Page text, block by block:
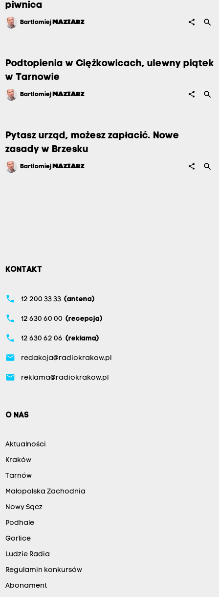
piwnica
Bartłomiej MAZIARZ share search
Podtopienia w Ciężkowicach, ulewny piątek
w Tarnowie
Bartłomiej MAZIARZ share search
Pytasz urząd, możesz zapłacić. Nowe
zasady w Brzesku
Bartłomiej MAZIARZ share search
KONTAKT
phone 12 200 33 33 (antena)
phone 12 630 60 00 (recepcja)
phone 12 630 62 06 (reklama)
email redakcja@radiokrakow.pl
email reklama@radiokrakow.pl
O NAS
Aktualności
Kraków
Tarnów
Małopolska Zachodnia
Nowy Sącz
Podhale
Gorlice
Ludzie Radia
Regulamin konkursów
Abonament